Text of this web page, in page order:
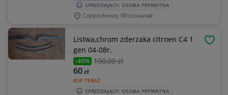
SPRZEDAJĄCY: OSOBA PRYWATNA
Częstochowa, Wrzosowiak
Listwa,chrom zderzaka citroen C4 1
gen 04-08r.
-40% 100,00 zł
KUP TERAZ
60zł
SPRZEDAJĄCY: OSOBA PRYWATNA